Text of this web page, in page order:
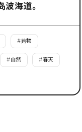
海道。
#购物
#自然 #春天